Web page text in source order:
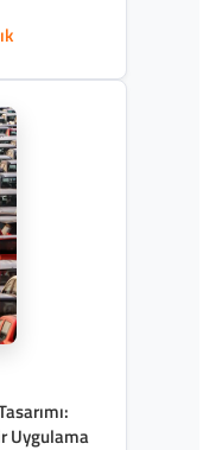
Uygulama